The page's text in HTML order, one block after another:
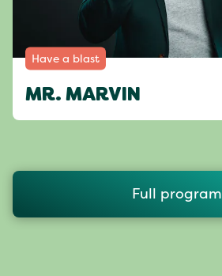
Have a blast
MR. MARVIN
Full program